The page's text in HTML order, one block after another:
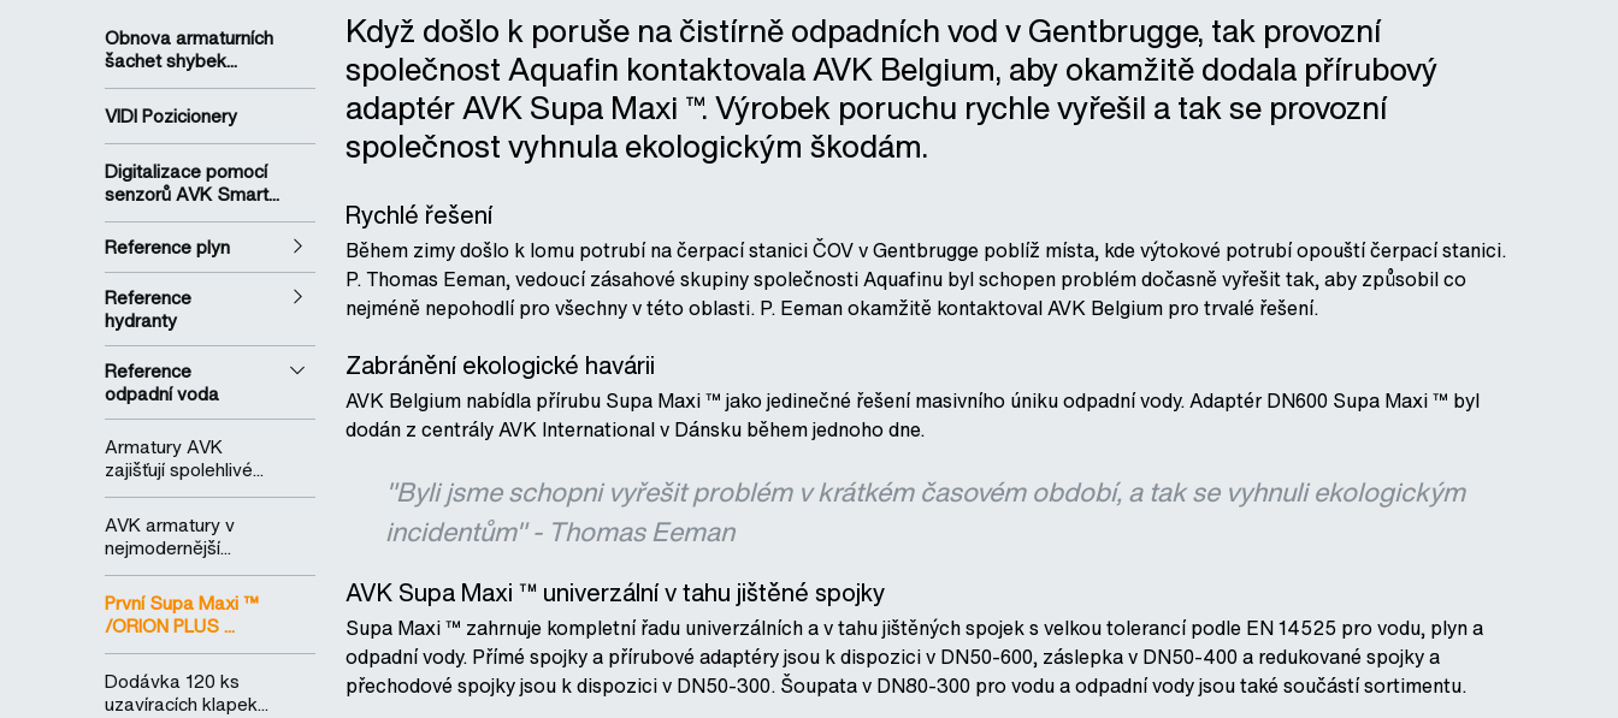
Obnova armaturních
šachet shybek...
VIDI Pozicionery
Digitalizace pomocí
senzorů AVK Smart...
Reference plyn
Reference
hydranty
Reference
odpadní voda
Armatury AVK
zajišťují spolehlivé...
AVK armatury v
nejmodernější...
První Supa Maxi ™
/ORION PLUS ...
Dodávka 120 ks
uzavíracích klapek...
Když došlo k poruše na čistírně odpadních vod v Gentbrugge, tak provozní
společnost Aquafin kontaktovala AVK Belgium, aby okamžitě dodala přírubový
adaptér AVK Supa Maxi ™. Výrobek poruchu rychle vyřešil a tak se provozní
společnost vyhnula ekologickým škodám.
Rychlé řešení
Během zimy došlo k lomu potrubí na čerpací stanici ČOV v Gentbrugge poblíž místa, kde výtokové potrubí opouští čerpací stanici.
P. Thomas Eeman, vedoucí zásahové skupiny společnosti Aquafinu byl schopen problém dočasně vyřešit tak, aby způsobil co
nejméně nepohodlí pro všechny v této oblasti. P. Eeman okamžitě kontaktoval AVK Belgium pro trvalé řešení.
Zabránění ekologické havárii
AVK Belgium nabídla přírubu Supa Maxi ™ jako jedinečné řešení masivního úniku odpadní vody. Adaptér DN600 Supa Maxi ™ byl
dodán z centrály AVK International v Dánsku během jednoho dne.
"Byli jsme schopni vyřešit problém v krátkém časovém období, a tak se vyhnuli ekologickým
incidentům" - Thomas Eeman
AVK Supa Maxi ™ univerzální v tahu jištěné spojky
Supa Maxi ™ zahrnuje kompletní řadu univerzálních a v tahu jištěných spojek s velkou tolerancí podle EN 14525 pro vodu, plyn a
odpadní vody. Přímé spojky a přírubové adaptéry jsou k dispozici v DN50-600, záslepka v DN50-400 a redukované spojky a
přechodové spojky jsou k dispozici v DN50-300. Šoupata v DN80-300 pro vodu a odpadní vody jsou také součástí sortimentu.